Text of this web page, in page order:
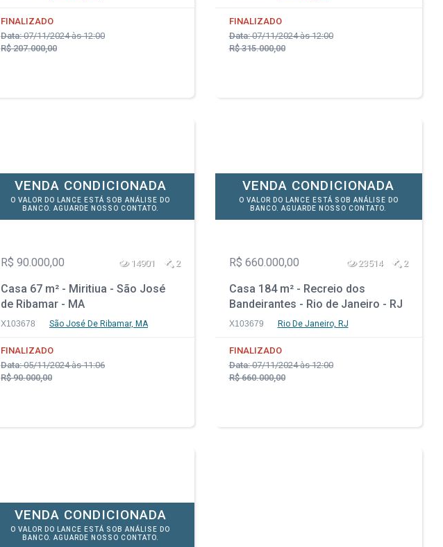
FINALIZADO
Data:07/11/2024 às 12:00
R$ 207.000,00
FINALIZADO
Data:07/11/2024 às 12:00
R$ 315.000,00
VENDA CONDICIONADA
O VALOR DO LANCE ESTÁ SOB ANÁLISE DO
BANCO. AGUARDE NOSSO CONTATO.
R$ 90.000,00 14901 2
Casa 67 m² - Miritiua - São José
de Ribamar - MA
X103678 São José De Ribamar, MA
FINALIZADO
Data:05/11/2024 às 11:06
R$ 90.000,00
VENDA CONDICIONADA
O VALOR DO LANCE ESTÁ SOB ANÁLISE DO
BANCO. AGUARDE NOSSO CONTATO.
R$ 660.000,00 23514 2
Casa 184 m² - Recreio dos
Bandeirantes - Rio de Janeiro - RJ
X103679 Rio De Janeiro, RJ
FINALIZADO
Data:07/11/2024 às 12:00
R$ 660.000,00
VENDA CONDICIONADA
O VALOR DO LANCE ESTÁ SOB ANÁLISE DO
BANCO. AGUARDE NOSSO CONTATO.